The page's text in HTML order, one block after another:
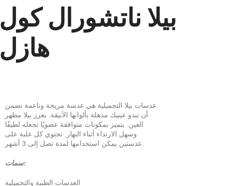
بيلا ناتشورال كول
هازل
عدسات بيلا التجميلية هي عدسة مريحة وناعمة تضمن
أن تبدو عينيك مذهلة بألوانها الأنيقة. يعزز بيلا مظهر
العين. يتميز بمكونات متوافقة عضويًا تجعله لطيفًا
وسهل الارتداء أثناء النهار. تحتوي كل علبة على
عدستين يمكن استخدامها لمدة تصل إلى 3 أشهر
سمات:
العدسات الطبية والتجميلية